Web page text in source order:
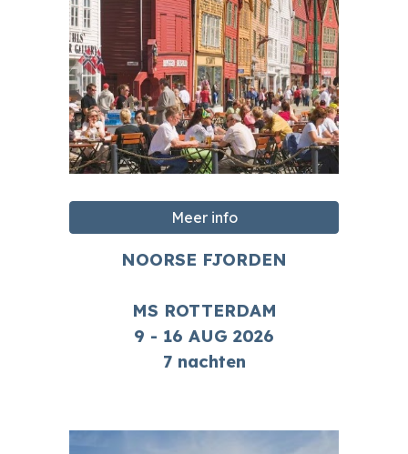
Meer info
NOORSE FJORDEN
MS ROTTERDAM
9 - 16 AUG 2026
7 nachten